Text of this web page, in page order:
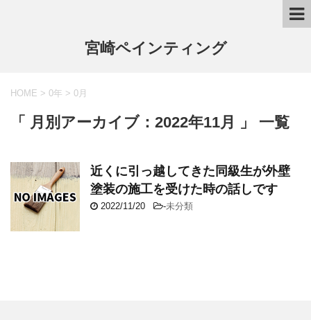
宮崎ペインティング
HOME > 0年 > 0月
「 月別アーカイブ：2022年11月 」 一覧
近くに引っ越してきた同級生が外壁
塗装の施工を受けた時の話しです
2022/11/20 -未分類